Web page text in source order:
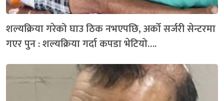
शल्यक्रिया गरेको घाउ ठिक नभएपछि, अर्को सर्जरी सेन्टरमा
गएर पुन : शल्यक्रिया गर्दा कपडा भेटियो….